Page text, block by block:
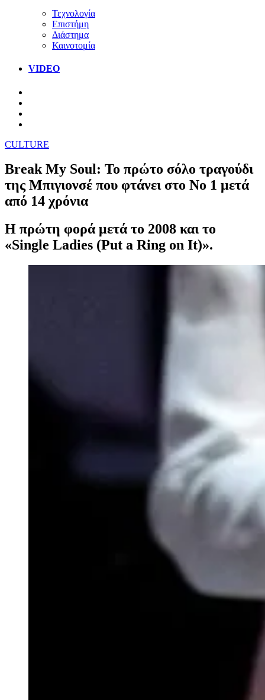
Τεχνολογία
Επιστήμη
Διάστημα
Καινοτομία
VIDEO
CULTURE
Break My Soul: Το πρώτο σόλο τραγούδι
της Μπιγιονσέ που φτάνει στο Νο 1 μετά
από 14 χρόνια
Η πρώτη φορά μετά το 2008 και το
«Single Ladies (Put a Ring on It)».